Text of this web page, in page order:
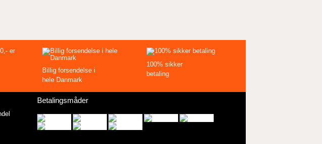
Billig forsendelse i
hele Danmark
100% sikker
betaling
Betalingsmåder